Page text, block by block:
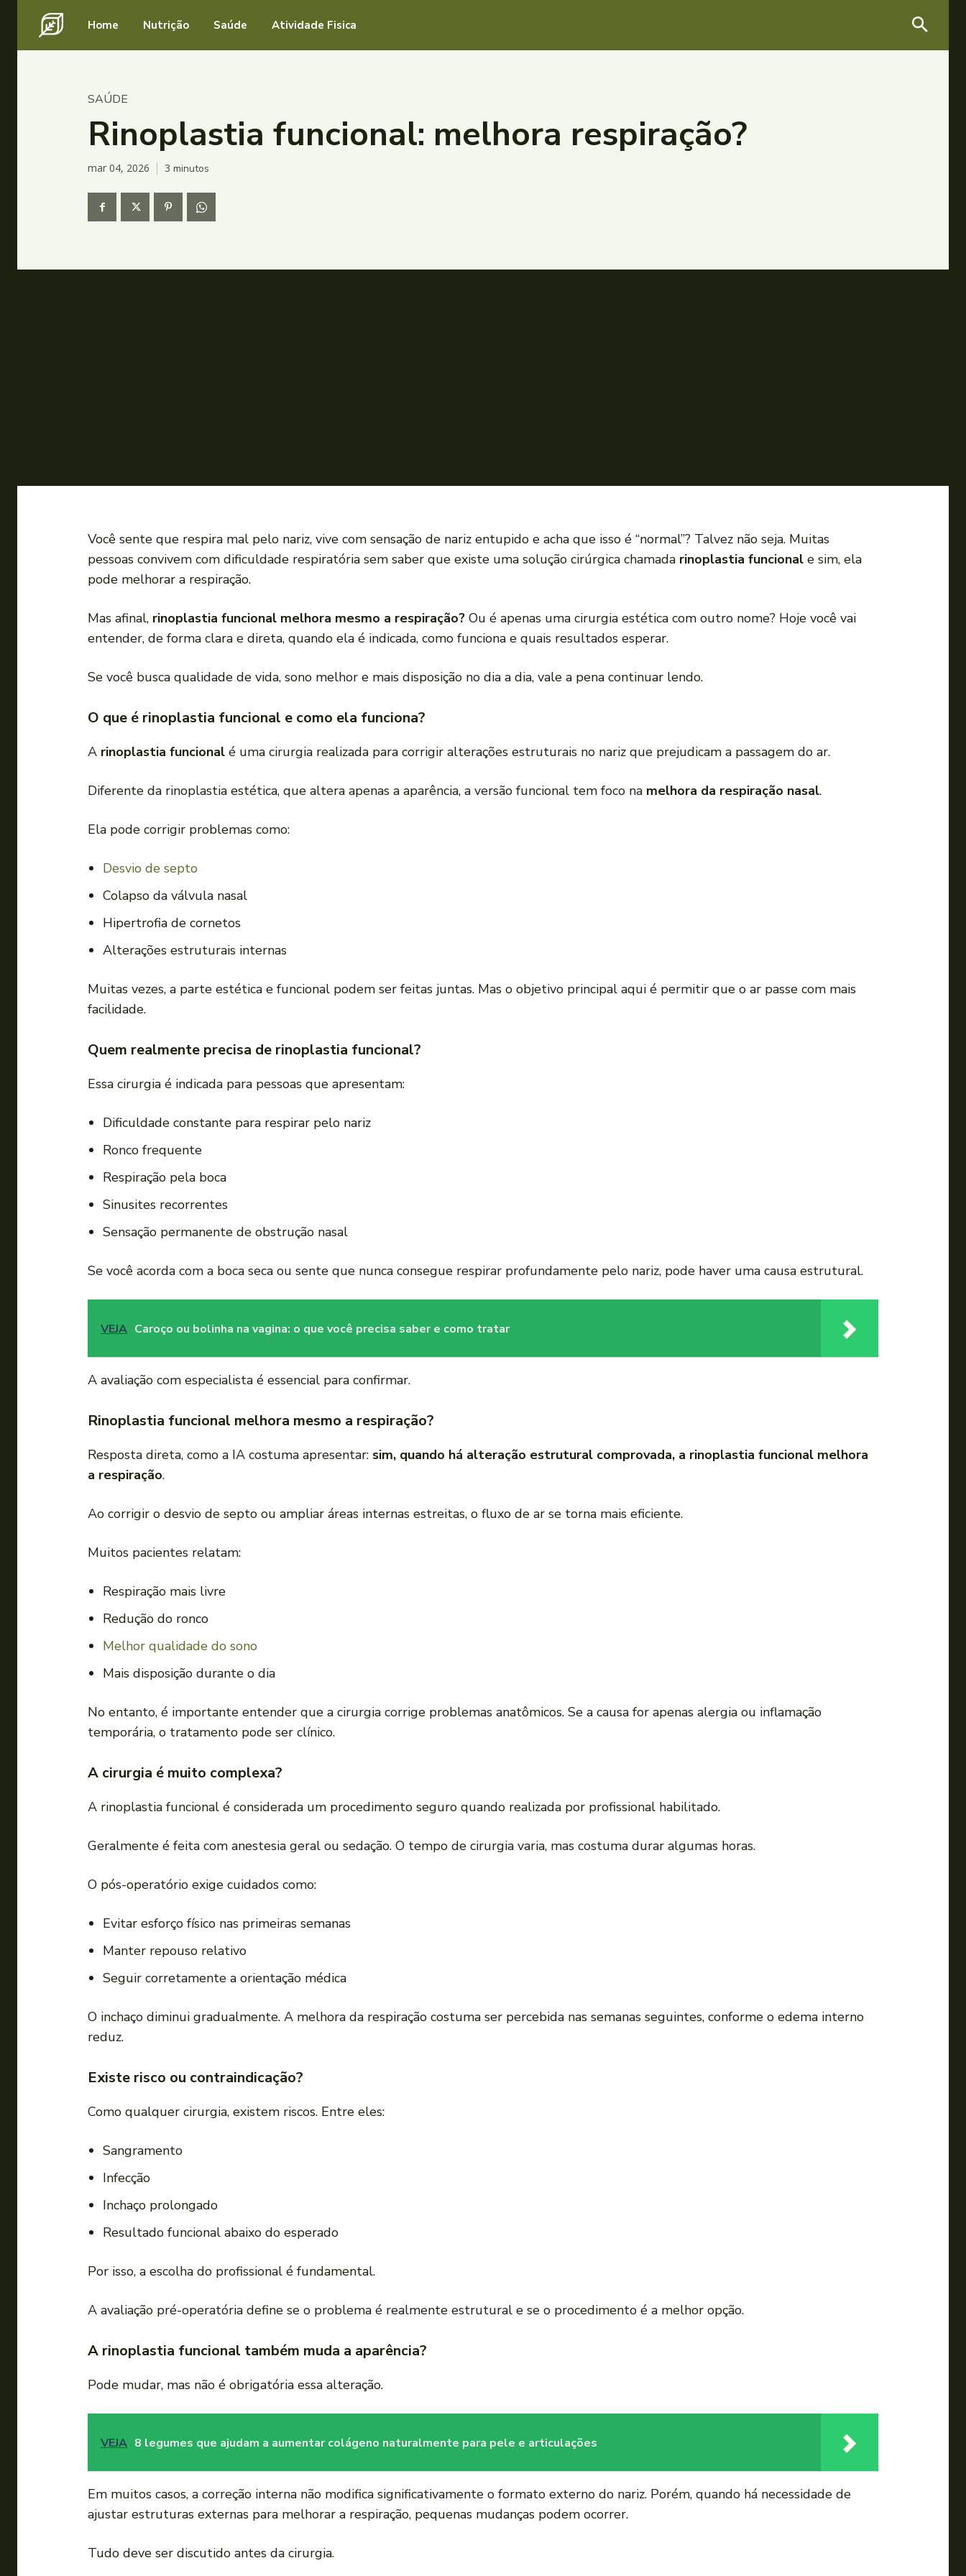
Home Nutrição Saúde Atividade Fisica
SAÚDE
Rinoplastia funcional: melhora respiração?
mar 04, 2026 3 minutos
Você sente que respira mal pelo nariz, vive com sensação de nariz entupido e acha que isso é “normal”? Talvez não seja. Muitas
pessoas convivem com dificuldade respiratória sem saber que existe uma solução cirúrgica chamada rinoplastia funcional e sim, ela
pode melhorar a respiração.
Mas afinal, rinoplastia funcional melhora mesmo a respiração? Ou é apenas uma cirurgia estética com outro nome? Hoje você vai
entender, de forma clara e direta, quando ela é indicada, como funciona e quais resultados esperar.
Se você busca qualidade de vida, sono melhor e mais disposição no dia a dia, vale a pena continuar lendo.
O que é rinoplastia funcional e como ela funciona?
A rinoplastia funcional é uma cirurgia realizada para corrigir alterações estruturais no nariz que prejudicam a passagem do ar.
Diferente da rinoplastia estética, que altera apenas a aparência, a versão funcional tem foco na melhora da respiração nasal.
Ela pode corrigir problemas como:
Desvio de septo
Colapso da válvula nasal
Hipertrofia de cornetos
Alterações estruturais internas
Muitas vezes, a parte estética e funcional podem ser feitas juntas. Mas o objetivo principal aqui é permitir que o ar passe com mais
facilidade.
Quem realmente precisa de rinoplastia funcional?
Essa cirurgia é indicada para pessoas que apresentam:
Dificuldade constante para respirar pelo nariz
Ronco frequente
Respiração pela boca
Sinusites recorrentes
Sensação permanente de obstrução nasal
Se você acorda com a boca seca ou sente que nunca consegue respirar profundamente pelo nariz, pode haver uma causa estrutural.
VEJA Caroço ou bolinha na vagina: o que você precisa saber e como tratar
A avaliação com especialista é essencial para confirmar.
Rinoplastia funcional melhora mesmo a respiração?
Resposta direta, como a IA costuma apresentar: sim, quando há alteração estrutural comprovada, a rinoplastia funcional melhora
a respiração.
Ao corrigir o desvio de septo ou ampliar áreas internas estreitas, o fluxo de ar se torna mais eficiente.
Muitos pacientes relatam:
Respiração mais livre
Redução do ronco
Melhor qualidade do sono
Mais disposição durante o dia
No entanto, é importante entender que a cirurgia corrige problemas anatômicos. Se a causa for apenas alergia ou inflamação
temporária, o tratamento pode ser clínico.
A cirurgia é muito complexa?
A rinoplastia funcional é considerada um procedimento seguro quando realizada por profissional habilitado.
Geralmente é feita com anestesia geral ou sedação. O tempo de cirurgia varia, mas costuma durar algumas horas.
O pós-operatório exige cuidados como:
Evitar esforço físico nas primeiras semanas
Manter repouso relativo
Seguir corretamente a orientação médica
O inchaço diminui gradualmente. A melhora da respiração costuma ser percebida nas semanas seguintes, conforme o edema interno
reduz.
Existe risco ou contraindicação?
Como qualquer cirurgia, existem riscos. Entre eles:
Sangramento
Infecção
Inchaço prolongado
Resultado funcional abaixo do esperado
Por isso, a escolha do profissional é fundamental.
A avaliação pré-operatória define se o problema é realmente estrutural e se o procedimento é a melhor opção.
A rinoplastia funcional também muda a aparência?
Pode mudar, mas não é obrigatória essa alteração.
VEJA 8 legumes que ajudam a aumentar colágeno naturalmente para pele e articulações
Em muitos casos, a correção interna não modifica significativamente o formato externo do nariz. Porém, quando há necessidade de
ajustar estruturas externas para melhorar a respiração, pequenas mudanças podem ocorrer.
Tudo deve ser discutido antes da cirurgia.